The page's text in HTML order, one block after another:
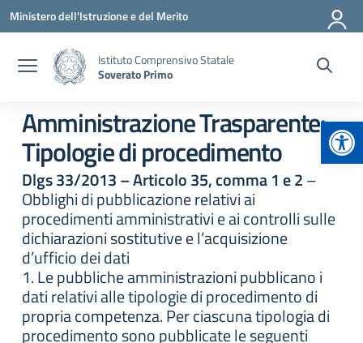
Vai ai contenuti
Vai al menu di navigazione
Vai al footer
Ministero dell'Istruzione e del Merito
Istituto Comprensivo Statale
Soverato Primo
Amministrazione Trasparente:
Tipologie di procedimento
Dlgs 33/2013 – Articolo 35, comma 1 e 2–
Obblighi di pubblicazione relativi ai
procedimenti amministrativi e ai controlli sulle
dichiarazioni sostitutive e l’acquisizione
d’ufficio dei dati
1. Le pubbliche amministrazioni pubblicano i
dati relativi alle tipologie di procedimento di
propria competenza. Per ciascuna tipologia di
procedimento sono pubblicate le seguenti